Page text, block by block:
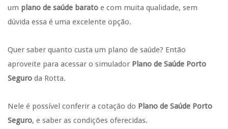
um plano de saúde barato e com muita qualidade, sem
dúvida essa é uma excelente opção.
Quer saber quanto custa um plano de saúde? Então
aproveite para acessar o simulador Plano de Saúde Porto
Seguro da Rotta.
Nele é possível conferir a cotação do Plano de Saúde Porto
Seguro, e saber as condições oferecidas.